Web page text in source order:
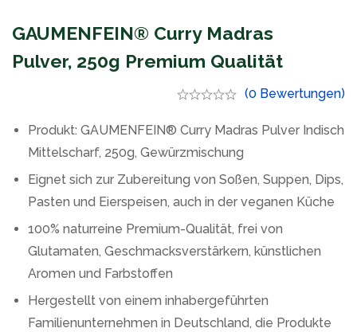
GAUMENFEIN® Curry Madras
Pulver, 250g Premium Qualität
(0 Bewertungen)
Produkt: GAUMENFEIN® Curry Madras Pulver Indisch
Mittelscharf, 250g, Gewürzmischung
Eignet sich zur Zubereitung von Soßen, Suppen, Dips,
Pasten und Eierspeisen, auch in der veganen Küche
100% naturreine Premium-Qualität, frei von
Glutamaten, Geschmacksverstärkern, künstlichen
Aromen und Farbstoffen
Hergestellt von einem inhabergeführten
Familienunternehmen in Deutschland, die Produkte